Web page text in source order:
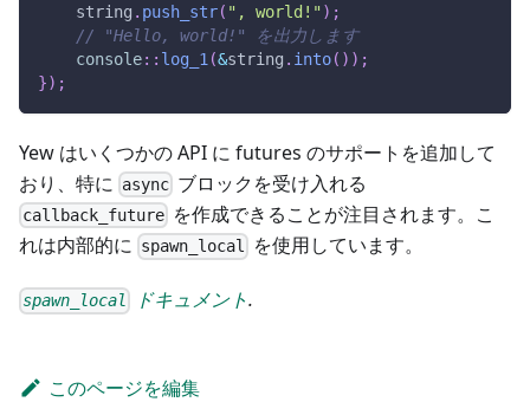
    string
. push_str( ", world!" ) ;
// "Hello, world!" を出力します
console:: log_1 (&string . into( ) ) ;
}) ;
Yew はいくつかの API に futures のサポートを追加して
おり、特に async ブロックを受け入れる
callback_future を作成できることが注目されます。こ
れは内部的に spawn_local を使用しています。
spawn_local ドキュメント.
このページを編集